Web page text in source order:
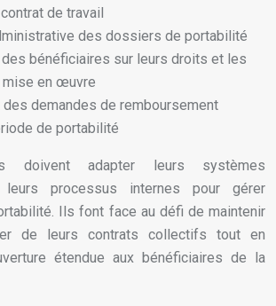
de travail
des dossiers de portabilité
des bénéficiaires sur leurs droits et les
en œuvre
demandes de remboursement
de portabilité
doivent adapter leurs systèmes
leurs processus internes pour gérer
Ils font face au défi de maintenir
de leurs contrats collectifs tout en
étendue aux bénéficiaires de la